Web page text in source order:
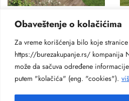
Obaveštenje o kolačićima
Za vreme korišćenja bilo koje stranice
https://burezakupanje.rs/ kompanija
može da sačuva određene
putem "kolačića" (eng. "cookies").
Kućica za glamping Eko
za 👨‍👨 2-3 osobe
5.000€